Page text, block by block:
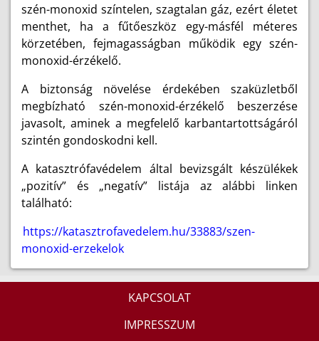
szén-monoxid színtelen, szagtalan gáz, ezért életet
menthet, ha a fűtőeszköz egy-másfél méteres
körzetében, fejmagasságban működik egy szén-
monoxid-érzékelő.
A biztonság növelése érdekében szaküzletből
megbízható szén-monoxid-érzékelő beszerzése
javasolt, aminek a megfelelő karbantartottságáról
szintén gondoskodni kell.
A katasztrófavédelem által bevizsgált készülékek
„pozitív” és „negatív” listája az alábbi linken
található:
https://katasztrofavedelem.hu/33883/szen-
monoxid-erzekelok
KAPCSOLAT
IMPRESSZUM